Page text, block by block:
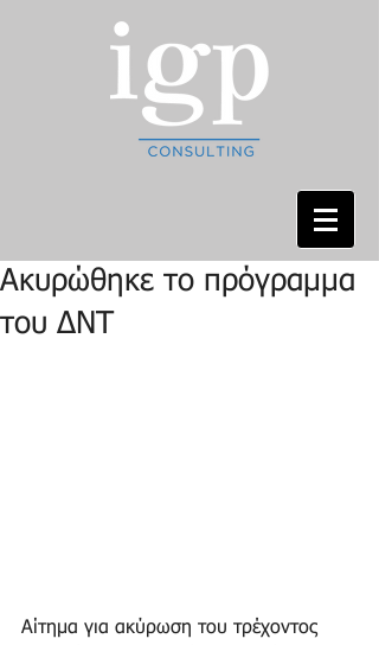
Ακυρώθηκε το πρόγραμμα
του ΔΝΤ
Αίτημα για ακύρωση του τρέχοντος